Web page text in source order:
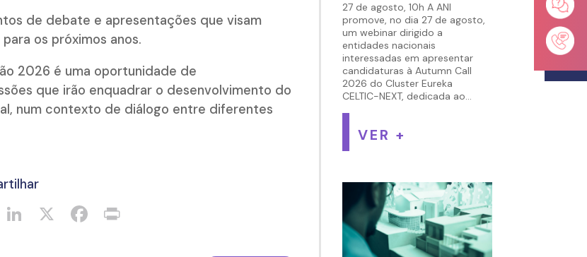
de debate e apresentações que visam
os próximos anos.
2026 é uma oportunidade de
que irão enquadrar o desenvolvimento do
num contexto de diálogo entre diferentes
27 de agosto, 10h A ANI
promove, no dia 27 de agosto,
um webinar dirigido a
entidades nacionais
interessadas em apresentar
candidaturas à Autumn Call
2026 do Cluster Eureka
CELTIC-NEXT, dedicada ao...
VER +